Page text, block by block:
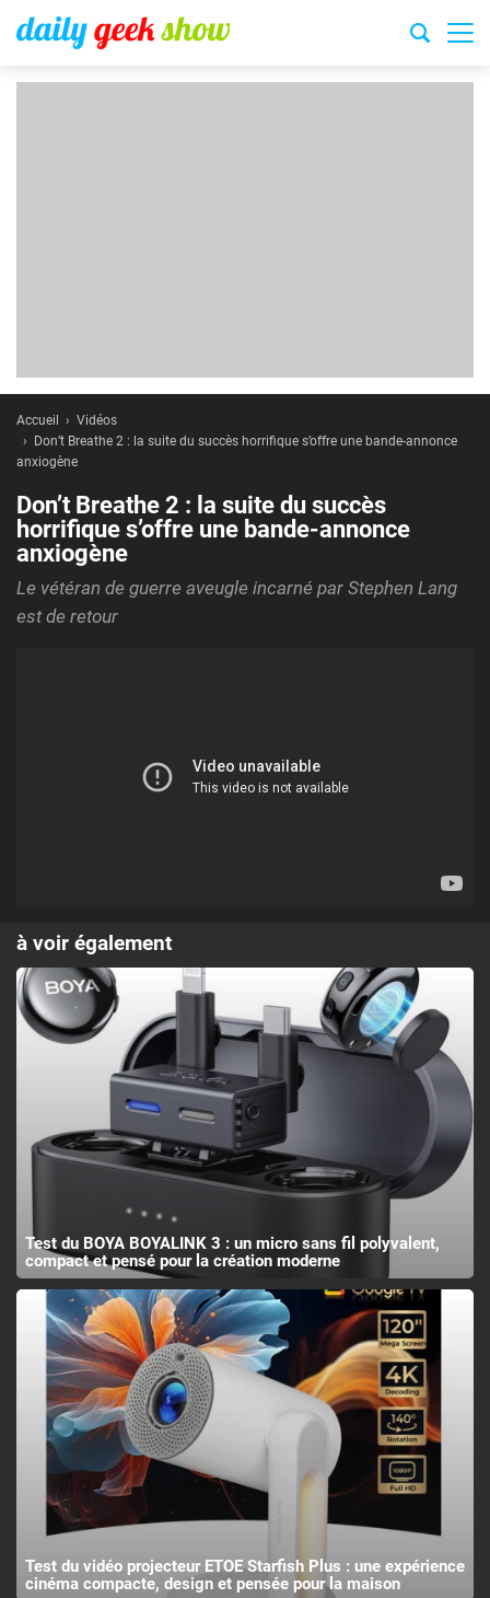
Accueil
Vidéos
Don’t Breathe 2 : la suite du succès horrifique s’offre une bande-annonce
anxiogène
Don’t Breathe 2 : la suite du succès
horrifique s’offre une bande-annonce
anxiogène
Le vétéran de guerre aveugle incarné par Stephen Lang
est de retour
à voir également
Test du BOYA BOYALINK 3 : un micro sans fil polyvalent,
compact et pensé pour la création moderne
Test du vidéo projecteur ETOE Starfish Plus : une expérience
cinéma compacte, design et pensée pour la maison